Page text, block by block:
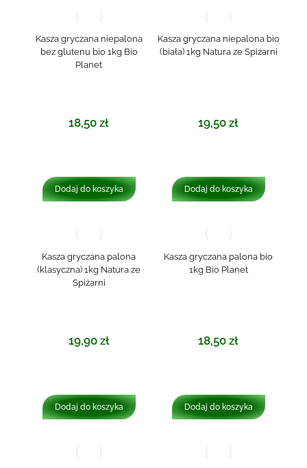
Kasza gryczana niepalona
bez glutenu bio 1kg Bio
Planet
18,50 zł
Dodaj do koszyka
Kasza gryczana niepalona bio
(biała) 1kg Natura ze Spiżarni
19,50 zł
Dodaj do koszyka
Kasza gryczana palona
(klasyczna) 1kg Natura ze
Spiżarni
19,90 zł
Dodaj do koszyka
Kasza gryczana palona bio
1kg Bio Planet
18,50 zł
Dodaj do koszyka